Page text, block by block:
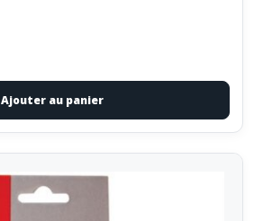
Ajouter au panier